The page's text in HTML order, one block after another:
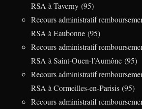
RSA à Taverny (95)
Recours administratif
RSA à Eaubonne (95)
Recours administratif
RSA à Saint-Ouen-l’Aumône (95)
Recours administratif
RSA à Cormeilles-en-Parisis (95)
Recours administratif